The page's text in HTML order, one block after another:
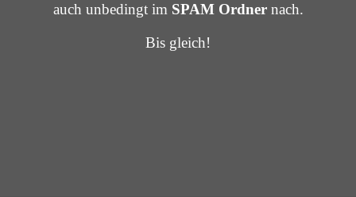
auch unbedingt im SPAM Ordnernach.
Bis gleich!